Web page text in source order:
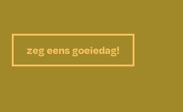
colourful
zeg eens goeiedag!